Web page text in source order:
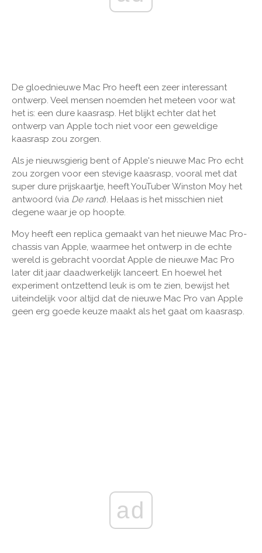
De gloednieuwe Mac Pro heeft een zeer interessant
ontwerp. Veel mensen noemden het meteen voor wat
het is: een dure kaasrasp. Het blijkt echter dat het
ontwerp van Apple toch niet voor een geweldige
kaasrasp zou zorgen.
Als je nieuwsgierig bent of Apple's nieuwe Mac Pro echt
zou zorgen voor een stevige kaasrasp, vooral met dat
super dure prijskaartje, heeft YouTuber Winston Moy het
antwoord (via De rand). Helaas is het misschien niet
degene waar je op hoopte.
Moy heeft een replica gemaakt van het nieuwe Mac Pro-
chassis van Apple, waarmee het ontwerp in de echte
wereld is gebracht voordat Apple de nieuwe Mac Pro
later dit jaar daadwerkelijk lanceert. En hoewel het
experiment ontzettend leuk is om te zien, bewijst het
uiteindelijk voor altijd dat de nieuwe Mac Pro van Apple
geen erg goede keuze maakt als het gaat om kaasrasp.
ad